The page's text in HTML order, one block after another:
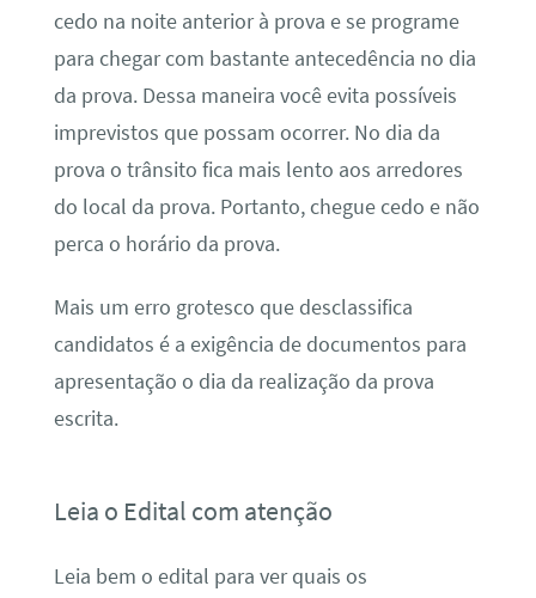
cedo na noite anterior à prova e se programe
para chegar com bastante antecedência no dia
da prova. Dessa maneira você evita possíveis
imprevistos que possam ocorrer. No dia da
prova o trânsito fica mais lento aos arredores
do local da prova. Portanto, chegue cedo e não
perca o horário da prova.
Mais um erro grotesco que desclassifica
candidatos é a exigência de documentos para
apresentação o dia da realização da prova
escrita.
Leia o Edital com atenção
Leia bem o edital para ver quais os